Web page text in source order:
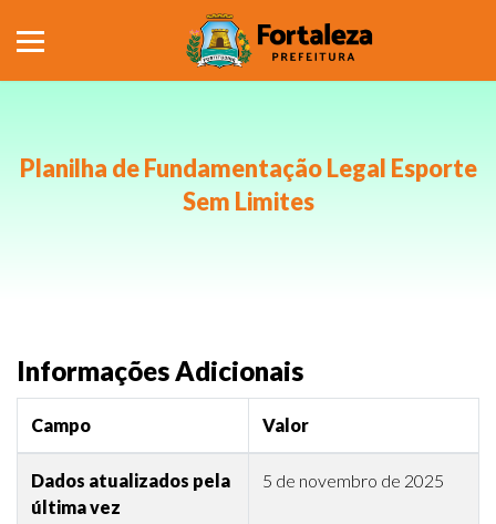
Planilha de Fundamentação Legal Esporte
Sem Limites
Informações Adicionais
Campo Valor
Dados atualizados pela
última vez
5 de novembro de 2025